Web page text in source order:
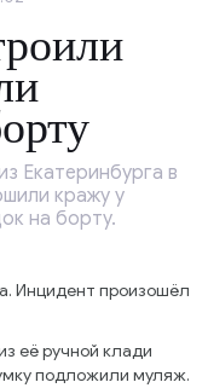
Екатеринбурга в
кражу у
на борту.
Инцидент произошёл
её ручной клади
подложили муляж.